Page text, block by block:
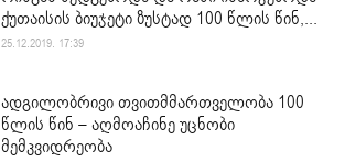
ქუთაისის ბიუჯეტი ზუსტად 100 წლის წინ,...
25.12.2019. 17:39
ადგილობრივი თვითმმართველობა 100
წლის წინ – აღმოაჩინე უცნობი
მემკვიდრეობა